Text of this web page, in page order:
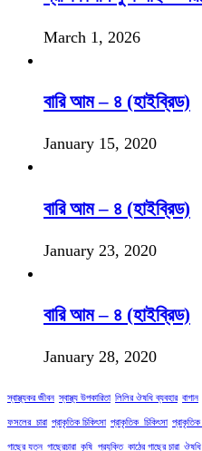
March 1, 2026
বারি আম – ৪ (হাইব্রিড)
January 15, 2020
বারি আম – ৪ (হাইব্রিড)
January 23, 2020
বারি আম – ৪ (হাইব্রিড)
January 28, 2020
স্বাস্থ্যকর জীবন স্বাস্থ্য উপকারিতা লিলির ঔষধি ব্যবহার বাগান
ফসলের_চারা প্রাকৃতিক চিকিৎসা প্রাকৃতিক_চিকিৎসা
গাছের যত্ন গাছেরচারা কৃষি_প্রযুক্তি কাঠের গাছের চারা ঔষধি